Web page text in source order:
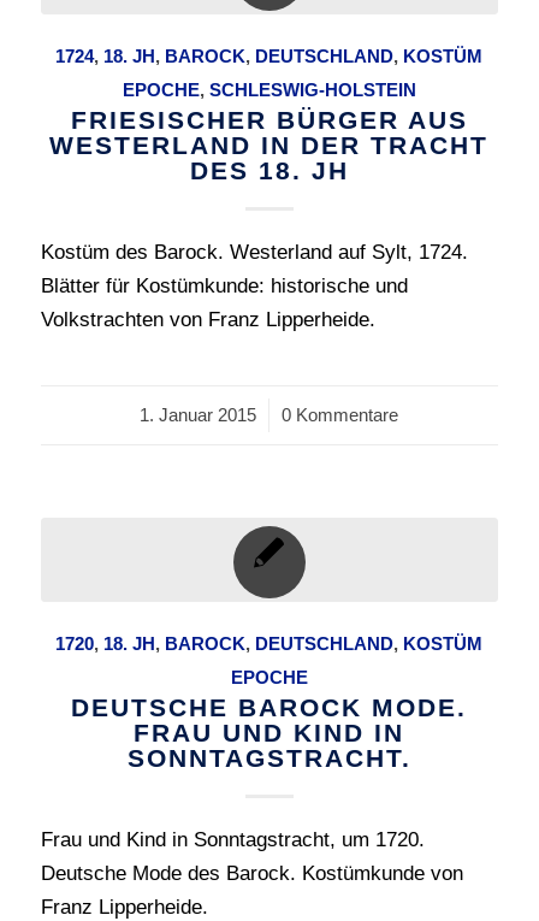
1724, 18. JH, BAROCK, DEUTSCHLAND, KOSTÜM
EPOCHE, SCHLESWIG-HOLSTEIN
FRIESISCHER BÜRGER AUS
WESTERLAND IN DER TRACHT
DES 18. JH
Kostüm des Barock. Westerland auf Sylt, 1724.
Blätter für Kostümkunde: historische und
Volkstrachten von Franz Lipperheide.
1. Januar 2015
/ 0 Kommentare
1720, 18. JH, BAROCK, DEUTSCHLAND, KOSTÜM
EPOCHE
DEUTSCHE BAROCK MODE.
FRAU UND KIND IN
SONNTAGSTRACHT.
Frau und Kind in Sonntagstracht, um 1720.
Deutsche Mode des Barock. Kostümkunde von
Franz Lipperheide.